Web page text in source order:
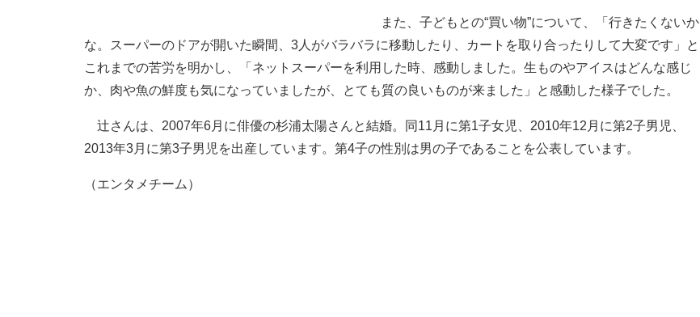
また、子どもとの“買い物”について、「行きたくないか
な。スーパーのドアが開いた瞬間、3人がバラバラに移動したり、カートを取り合ったりして大変です」と
これまでの苦労を明かし、「ネットスーパーを利用した時、感動しました。生ものやアイスはどんな感じ
か、肉や魚の鮮度も気になっていましたが、とても質の良いものが来ました」と感動した様子でした。
辻さんは、2007年6月に俳優の杉浦太陽さんと結婚。同11月に第1子女児、2010年12月に第2子男児、
2013年3月に第3子男児を出産しています。第4子の性別は男の子であることを公表しています。
（エンタメチーム）